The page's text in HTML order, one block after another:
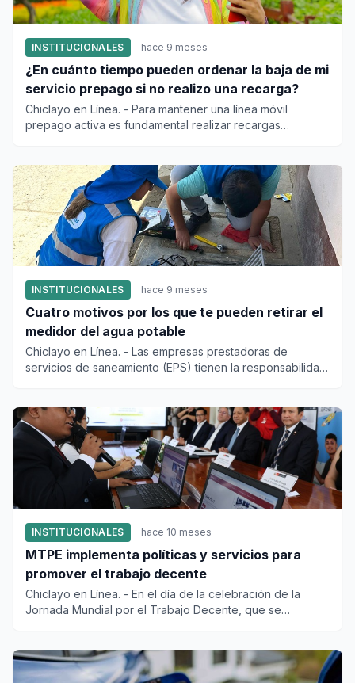
INSTITUCIONALES hace 9 meses
¿En cuánto tiempo pueden ordenar la baja de mi
servicio prepago si no realizo una recarga?
Chiclayo en Línea. - Para mantener una línea móvil
prepago activa es fundamental realizar recargas
INSTITUCIONALES hace 9 meses
Cuatro motivos por los que te pueden retirar el
medidor del agua potable
Chiclayo en Línea. - Las empresas prestadoras de
servicios de saneamiento (EPS) tienen la responsabilidad
INSTITUCIONALES hace 10 meses
MTPE implementa políticas y servicios para
promover el trabajo decente
Chiclayo en Línea. - En el día de la celebración de la
Jornada Mundial por el Trabajo Decente, que se